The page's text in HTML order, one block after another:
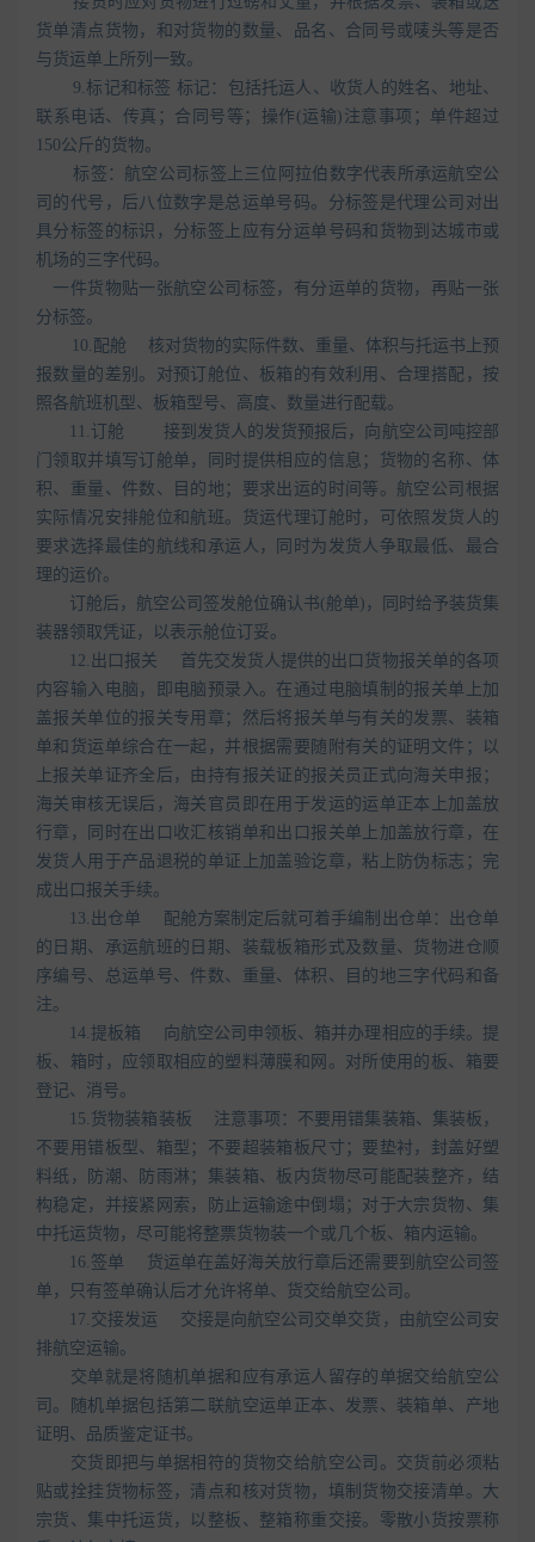
货单清点货物，和对货物的数量、品名、合同号或唛头等是否
与货运单上所列一致。
9.标记和标签 标记：包括托运人、收货人的姓名、地址、
联系电话、传真；合同号等；操作(运输)注意事项；单件超过
150公斤的货物。
标签：航空公司标签上三位阿拉伯数字代表所承运航空公
司的代号，后八位数字是总运单号码。分标签是代理公司对出
具分标签的标识，分标签上应有分运单号码和货物到达城市或
机场的三字代码。
一件货物贴一张航空公司标签，有分运单的货物，再贴一张
分标签。
10.配舱 核对货物的实际件数、重量、体积与托运书上预
报数量的差别。对预订舱位、板箱的有效利用、合理搭配，按
照各航班机型、板箱型号、高度、数量进行配载。
11.订舱 接到发货人的发货预报后，向航空公司吨控部
门领取并填写订舱单，同时提供相应的信息；货物的名称、体
积、重量、件数、目的地；要求出运的时间等。航空公司根据
实际情况安排舱位和航班。货运代理订舱时，可依照发货人的
要求选择最佳的航线和承运人，同时为发货人争取最低、最合
理的运价。
订舱后，航空公司签发舱位确认书(舱单)，同时给予装货集
装器领取凭证，以表示舱位订妥。
12.出口报关 首先交发货人提供的出口货物报关单的各项
内容输入电脑，即电脑预录入。在通过电脑填制的报关单上加
盖报关单位的报关专用章；然后将报关单与有关的发票、装箱
单和货运单综合在一起，并根据需要随附有关的证明文件；以
上报关单证齐全后，由持有报关证的报关员正式向海关申报；
海关审核无误后，海关官员即在用于发运的运单正本上加盖放
行章，同时在出口收汇核销单和出口报关单上加盖放行章，在
发货人用于产品退税的单证上加盖验讫章，粘上防伪标志；完
成出口报关手续。
13.出仓单 配舱方案制定后就可着手编制出仓单：出仓单
的日期、承运航班的日期、装载板箱形式及数量、货物进仓顺
序编号、总运单号、件数、重量、体积、目的地三字代码和备
注。
14.提板箱 向航空公司申领板、箱并办理相应的手续。提
板、箱时，应领取相应的塑料薄膜和网。对所使用的板、箱要
登记、消号。
15.货物装箱装板 注意事项：不要用错集装箱、集装板，
不要用错板型、箱型；不要超装箱板尺寸；要垫衬，封盖好塑
料纸，防潮、防雨淋；集装箱、板内货物尽可能配装整齐，结
构稳定，并接紧网索，防止运输途中倒塌；对于大宗货物、集
中托运货物，尽可能将整票货物装一个或几个板、箱内运输。
16.签单 货运单在盖好海关放行章后还需要到航空公司签
单，只有签单确认后才允许将单、货交给航空公司。
17.交接发运 交接是向航空公司交单交货，由航空公司安
排航空运输。
交单就是将随机单据和应有承运人留存的单据交给航空公
司。随机单据包括第二联航空运单正本、发票、装箱单、产地
证明、品质鉴定证书。
交货即把与单据相符的货物交给航空公司。交货前必须粘
贴或拴挂货物标签，清点和核对货物，填制货物交接清单。大
宗货、集中托运货，以整板、整箱称重交接。零散小货按票称